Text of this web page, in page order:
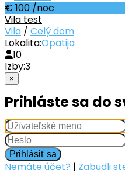
€ 100 /noc
Vila test
Vila / Celý dom
Lokalita:Opatija
10
Izby:3
×
Prihláste sa do
Prihlásiť sa
Nemáte účet? | Zabudli